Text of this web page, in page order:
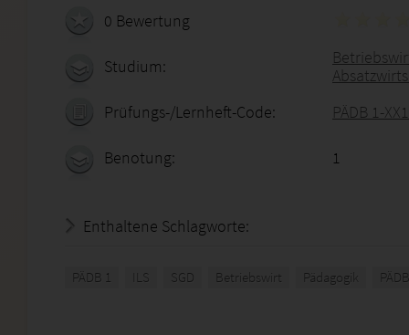
0 Bewertung
Studium:
Prüfungs-/Lernheft-Code:
PÄDB 1-
Benotung: 1
Enthaltene Schlagworte:
PÄDB 1 ILS SGD Betriebswirt Pädagogik